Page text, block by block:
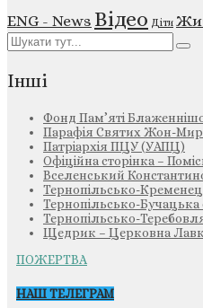
ENG - News Відео Діти
Інші
Фонд Пам’яті
Парафія Святих Жон-
Патріархія ПЦУ (УАПЦ)
Офіційна сторінка –
Вселенський
Тернопільсько-
Тернопільсько-
Тернопільсько-
Щедрик – Церковна
ПОЖЕРТВА
НАШ ТЕЛЕГРАМ